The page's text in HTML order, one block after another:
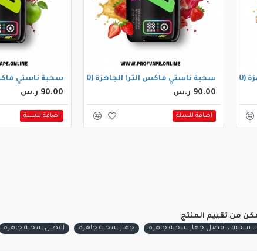
فروت سحبة ناستي ماكس الترا الجاهزة (40000 سحبة) بطيخ فرولة
90.00 ر.س
اضافة للسلة
سحبة ناستي ماكس الترا
90.00 ر.س
اضافة للسلة
من تقييم المنتج
سحبة ، افضل جهاز سحبه جاهزة جهاز سحبه جاهزة افضل سحبه جاهزة